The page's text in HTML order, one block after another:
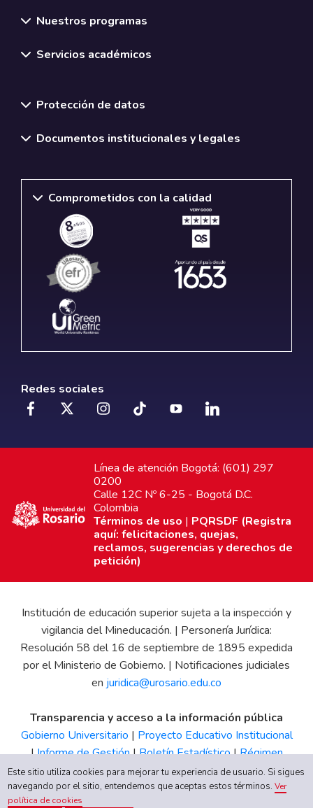
Nuestros programas
Servicios académicos
Protección de datos
Documentos institucionales y legales
Comprometidos con la calidad
Redes sociales
Línea de atención Bogotá: (601) 297
0200
Calle 12C Nº 6-25 - Bogotá D.C.
Colombia
Términos de uso | PQRSDF (Registra
aquí: felicitaciones, quejas,
reclamos, sugerencias y derechos de
petición)
Institución de educación superior sujeta a la inspección y
vigilancia del Mineducación. | Personería Jurídica:
Resolución 58 del 16 de septiembre de 1895 expedida
por el Ministerio de Gobierno. | Notificaciones judiciales
en juridica@urosario.edu.co
Transparencia y acceso a la información pública
Gobierno Universitario | Proyecto Educativo Institucional
|Informe de Gestión|Boletín Estadístico|Régimen
Tributario|Estados Financieros |Código de Ética| Canal
de Integridad UR
Este sitio utiliza cookies para mejorar tu experiencia de usuario. Si sigues
navegando por el sitio, entendemos que aceptas estos términos.Ver
política de cookies